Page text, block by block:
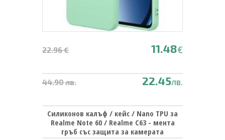
22.96 € 11.48€
44.90 лв. 22.45лв.
Силиконов калъф / кейс / Nano TPU за
Realme Note 60 / Realme C63 - мента
гръб със защита за камерата